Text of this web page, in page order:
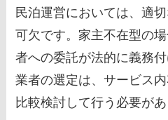
民泊運営においては、適
可欠です。家主不在型の
者への委託が法的に義務
業者の選定は、サービス
比較検討して行う必要があ